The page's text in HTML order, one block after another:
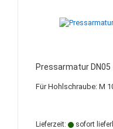
Pressarmatur DN05
Für Hohlschraube: M
Lieferzeit: sofort